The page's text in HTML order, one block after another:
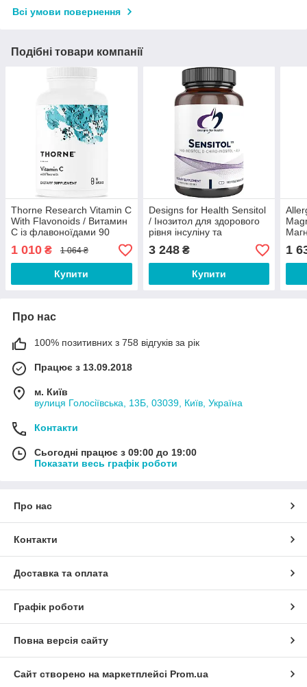
Всі умови повернення
Подібні товари компанії
Thorne Research Vitamin C
With Flavonoids / Витамин
С із флавоноїдами 90
капсул Термін 01/2027
1 010 ₴ 1 064 ₴
Купити
Designs for Health Sensitol
/ Інозитол для здорового
рівня інсуліну та
гормонального балансу
120 капсул
3 248₴
Купити
1
Про нас
100% позитивних з 758 відгуків за рік
Працює з 13.09.2018
м. Київ
вулиця Голосіївська, 13Б, 03039, Київ, Україна
Контакти
Сьогодні працює з 09:00 до 19:00
Показати весь графік роботи
Про нас
Контакти
Доставка та оплата
Графік роботи
Повна версія сайту
Сайт створено на маркетплейсі Prom.ua